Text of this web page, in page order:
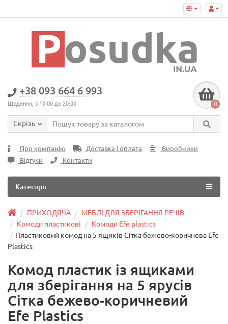
+38 093 664 6 993
Щоденно, з 10:00 до 20:00 0
Скрізь
Про компанію Доставка і оплата
Виробники
Відгуки
Контакти
Категорії
ПРИХОДЯЧА
МЕБЛІ ДЛЯ ЗБЕРІГАННЯ РЕЧІВ
Комоди пластикові
Комоди Efe plastics
Пластиковий комод на 5 ящиків Сітка бежево-коричнева Efe
Plastics
Комод пластик із ящиками
для зберігання на 5 ярусів
Сітка бежево-коричневий
Efe Plastics